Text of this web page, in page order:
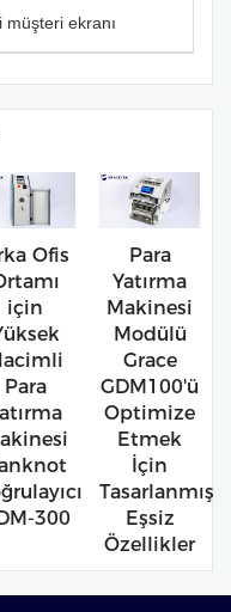
müşteri ekranı
Ofis
için
Para
300
Para
Yatırma
Makinesi
Modülü
Grace
GDM100'ü
Optimize
Etmek
İçin
Tasarlanmış
Eşsiz
Özellikler